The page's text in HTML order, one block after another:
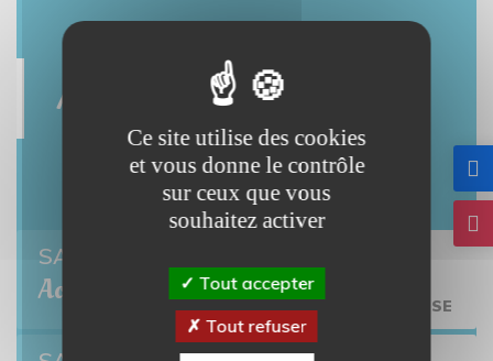
Agenda
Tout l'agenda
SAM 1
Août l'Orgueilleuse
BRETTEVILLE-L'ORGUEILLEUSE
Ce site utilise des cookies
et vous donne le contrôle
sur ceux que vous
souhaitez activer
Tout accepter
Tout refuser